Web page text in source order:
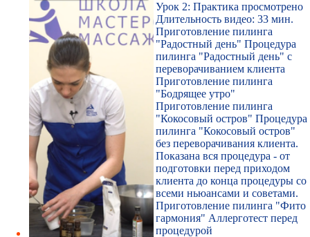
Урок 2: Практика просмотрено
Длительность видео: 33 мин.
Приготовление пилинга
"Радостный день" Процедура
пилинга "Радостный день" с
переворачиванием клиента
Приготовление пилинга
"Бодрящее утро"
Приготовление пилинга
"Кокосовый остров" Процедура
пилинга "Кокосовый остров"
без переворачивания клиента.
Показана вся процедура - от
подготовки перед приходом
клиента до конца процедуры со
всеми ньюансами и советами.
Приготовление пилинга "Фито
гармония" Аллерготест перед
процедурой